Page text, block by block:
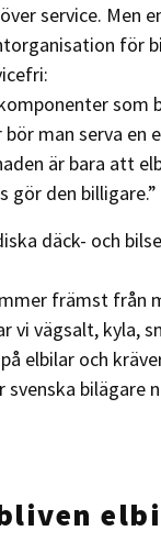
service. Men
för
som
man serva en
är bara att
gör den billigare.”
däck- och
främst från
vi vägsalt, kyla,
elbilar och
bilägare